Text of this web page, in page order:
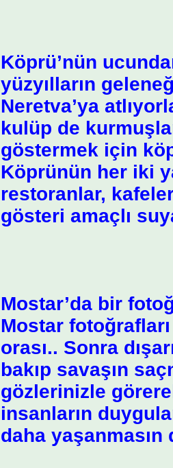
Köprü’nün
yüzyılların
Neretva’ya
kulüp de
göstermek için
Köprünün her iki
restoranlar,
gösteri amaçlı
Mostar’da bir
Mostar
orası.. Sonra
bakıp savaşın
gözlerinizle
insanların
daha